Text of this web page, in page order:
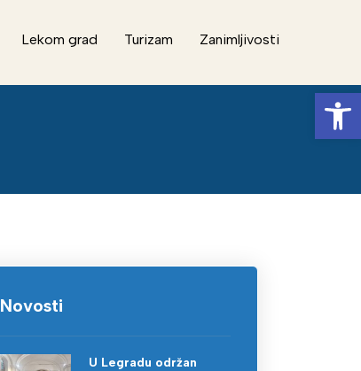
Lekom grad Turizam
Zanimljivosti
Novosti
U Legradu održan